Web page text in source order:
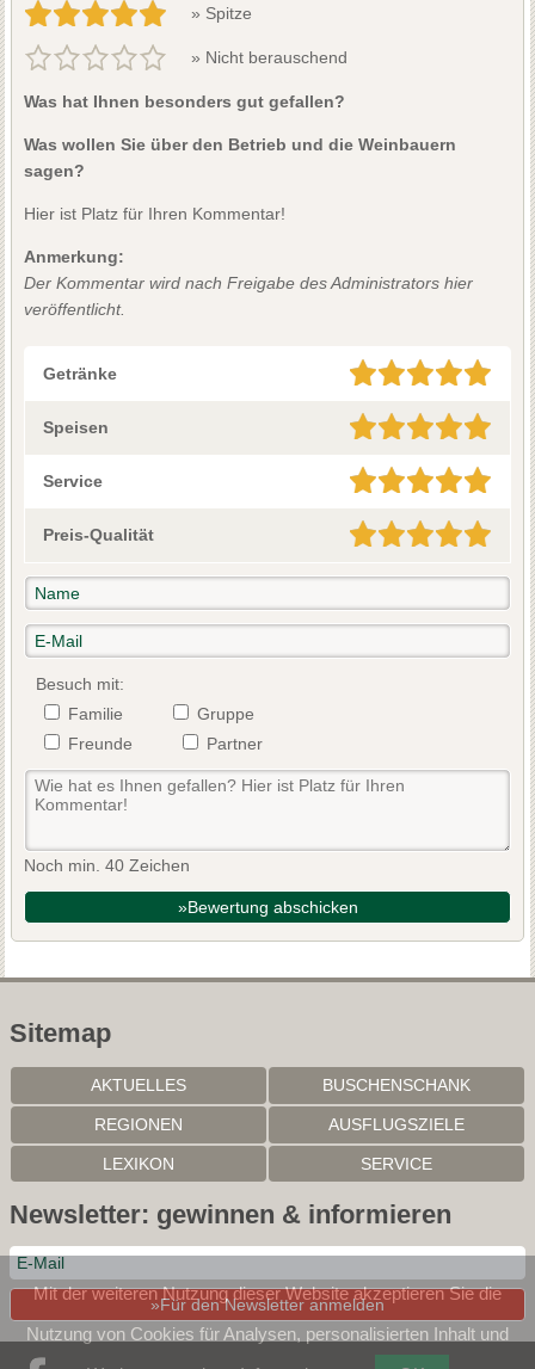
» Spitze
» Nicht berauschend
Was hat Ihnen besonders gut gefallen?
Was wollen Sie über den Betrieb und die Weinbauern
sagen?
Hier ist Platz für Ihren Kommentar!
Anmerkung:
Der Kommentar wird nach Freigabe des Administrators hier
veröffentlicht.
Getränke
Speisen
Service
Preis-Qualität
Besuch mit:
Familie
Gruppe
Freunde
Partner
Noch min. 40 Zeichen
»Bewertung abschicken
Sitemap
AKTUELLES BUSCHENSCHANK
REGIONEN AUSFLUGSZIELE
LEXIKON SERVICE
Newsletter: gewinnen & informieren
»Für den Newsletter anmelden
Mit der weiteren Nutzung dieser Website akzeptieren Sie die
Nutzung von Cookies für Analysen, personalisierten Inhalt und